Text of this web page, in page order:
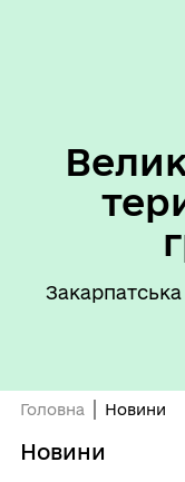
Головна Новини
Новини